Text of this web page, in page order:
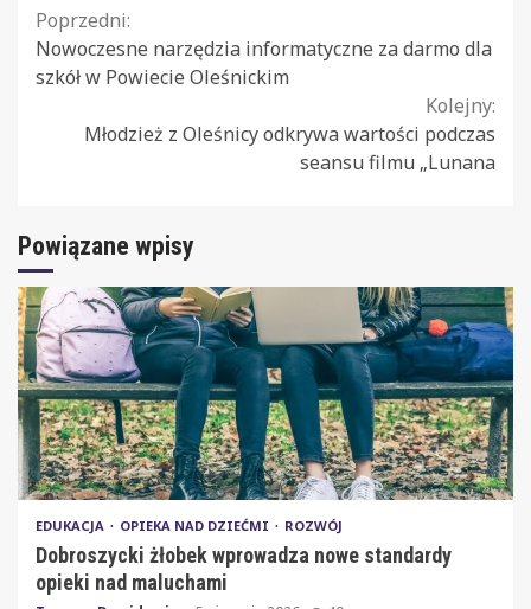
Continue
Reading
Poprzedni:
Nowoczesne narzędzia informatyczne za darmo dla
szkół w Powiecie Oleśnickim
Kolejny:
Młodzież z Oleśnicy odkrywa wartości podczas
seansu filmu „Lunana
Powiązane wpisy
EDUKACJA OPIEKA NAD DZIEĆMI ROZWÓJ
Dobroszycki żłobek wprowadza nowe standardy
opieki nad maluchami